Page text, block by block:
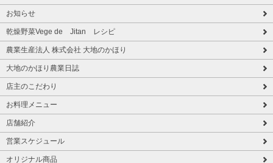
お知らせ
乾燥野菜Vege de Jitan レシピ
農業生産法人 株式会社 大地のかほり
大地のかほり農業日誌
店主のこだわり
お料理メニュー
店舗紹介
営業スケジュール
オリジナル商品